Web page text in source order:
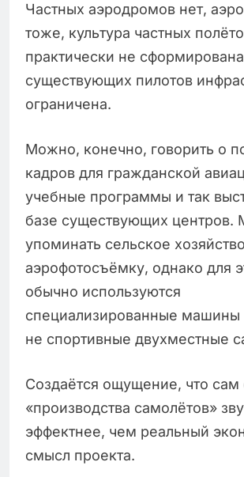
Частных аэродромов нет,
тоже, культура частных
практически не
существующих пилотов
ограничена.
Можно, конечно, говорить о
кадров для гражданской
учебные программы и так
базе существующих центров.
упоминать сельское
аэрофотосъёмку, однако для
обычно используются
специализированные машины
не спортивные двухместные
Создаётся ощущение, что сам
«производства самолётов»
эффектнее, чем реальный
смысл проекта.